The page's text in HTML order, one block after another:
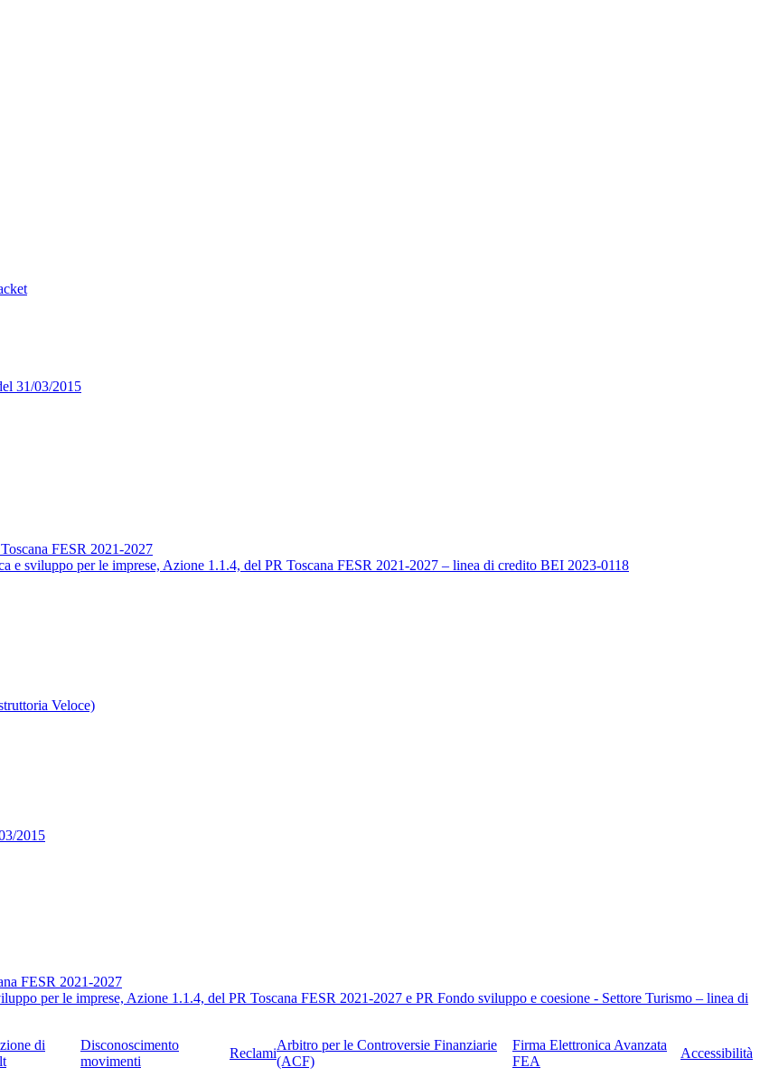
31/03/2015
FESR 2021-2027
e sviluppo per le imprese, Azione 1.1.4, del PR Toscana FESR 2021-2027 – linea di credito BEI 2023-0118
Veloce)
2015
FESR 2021-2027
per le imprese, Azione 1.1.4, del PR Toscana FESR 2021-2027 e PR Fondo sviluppo e coesione - Settore Turismo – linea di
di
Disconoscimento
movimenti
Reclami
Arbitro per le Controversie Finanziarie
(ACF)
Firma Elettronica Avanzata
FEA
Accessibilità